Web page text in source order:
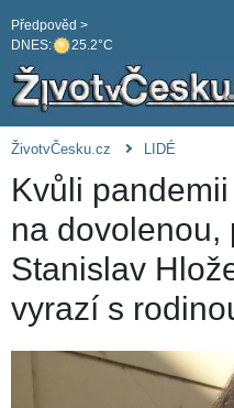
DNES: 25.2°C
Předpověd >
ŽivotvČesku.cz LIDÉ
Kvůli
na dovolenou,
Stanislav
vyrazí s